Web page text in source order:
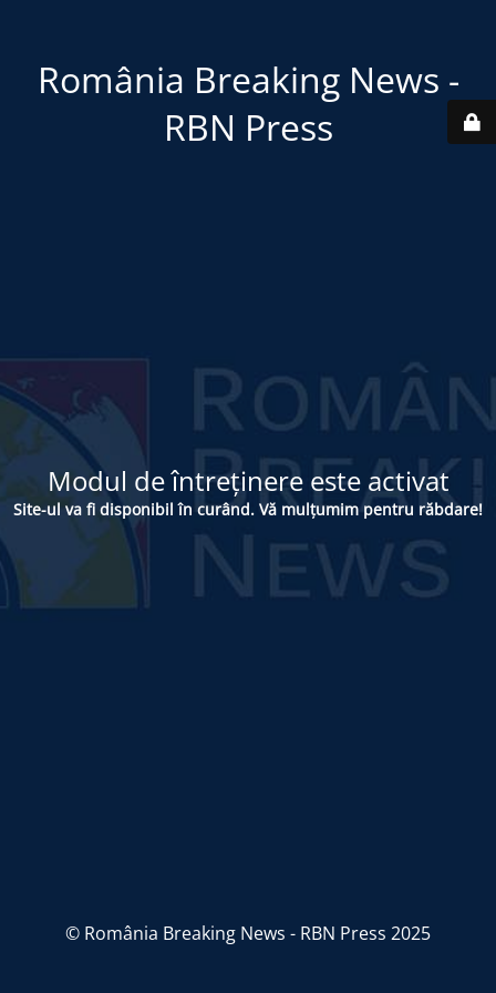
România Breaking News -
RBN Press
Modul de întreținere este activat
Site-ul va fi disponibil în curând. Vă mulțumim pentru răbdare!
© România Breaking News - RBN Press 2025